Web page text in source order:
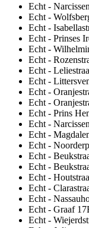
Echt -
Echt -
Echt -
Echt - Prinses
Echt -
Echt -
Echt -
Echt -
Echt -
Echt -
Echt - Prins
Echt -
Echt -
Echt -
Echt -
Echt -
Echt -
Echt -
Echt -
Echt - Graaf
Echt -